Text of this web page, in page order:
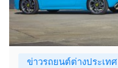
ข่าวรถยนต์ต่างประเทศ